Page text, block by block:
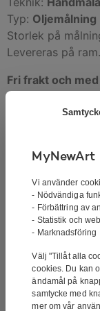
Typ: Oljemålning
Storlek på
Levereras på
Fri frakt och
30 dagars
Tavlan skickas
beställning.
med track’n’trace.
Målningen är en
duktiga
liknande.
tavlor.
MyNewArt
Vi använder
- Nödvändiga
- Förbättring av
- Statistik och
- Marknadsföring
Välj "Tillåt alla
cookies. Du kan
ändamål på
samtycke med
mer om vår